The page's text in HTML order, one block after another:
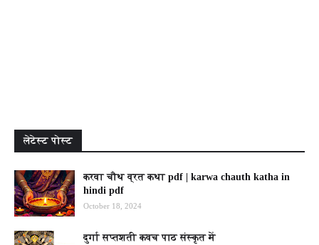
लेटेस्ट पोस्ट
करवा चौथ व्रत कथा pdf | karwa chauth katha in
hindi pdf
October 18, 2024
दुर्गा सप्तशती कवच पाठ संस्कृत में